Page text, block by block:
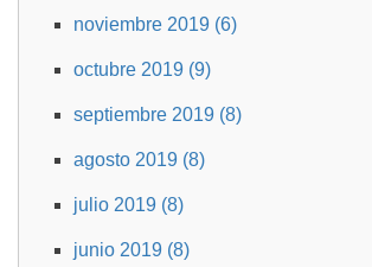
noviembre 2019 (6)
octubre 2019 (9)
septiembre 2019 (8)
agosto 2019 (8)
julio 2019 (8)
junio 2019 (8)